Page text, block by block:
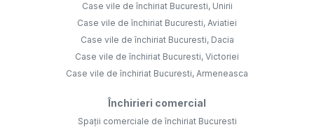
Case vile de închiriat Bucuresti, Unirii
Case vile de închiriat Bucuresti, Aviatiei
Case vile de închiriat Bucuresti, Dacia
Case vile de închiriat Bucuresti, Victoriei
Case vile de închiriat Bucuresti, Armeneasca
Închirieri comercial
Spații comerciale de închiriat Bucuresti